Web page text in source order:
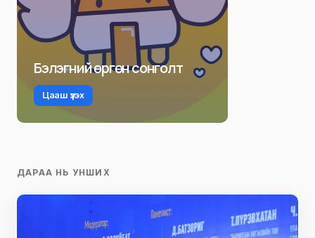
Бэлэгний өргөн сонголт
Цааш үзэх
ДАРАА НЬ УНШИХ